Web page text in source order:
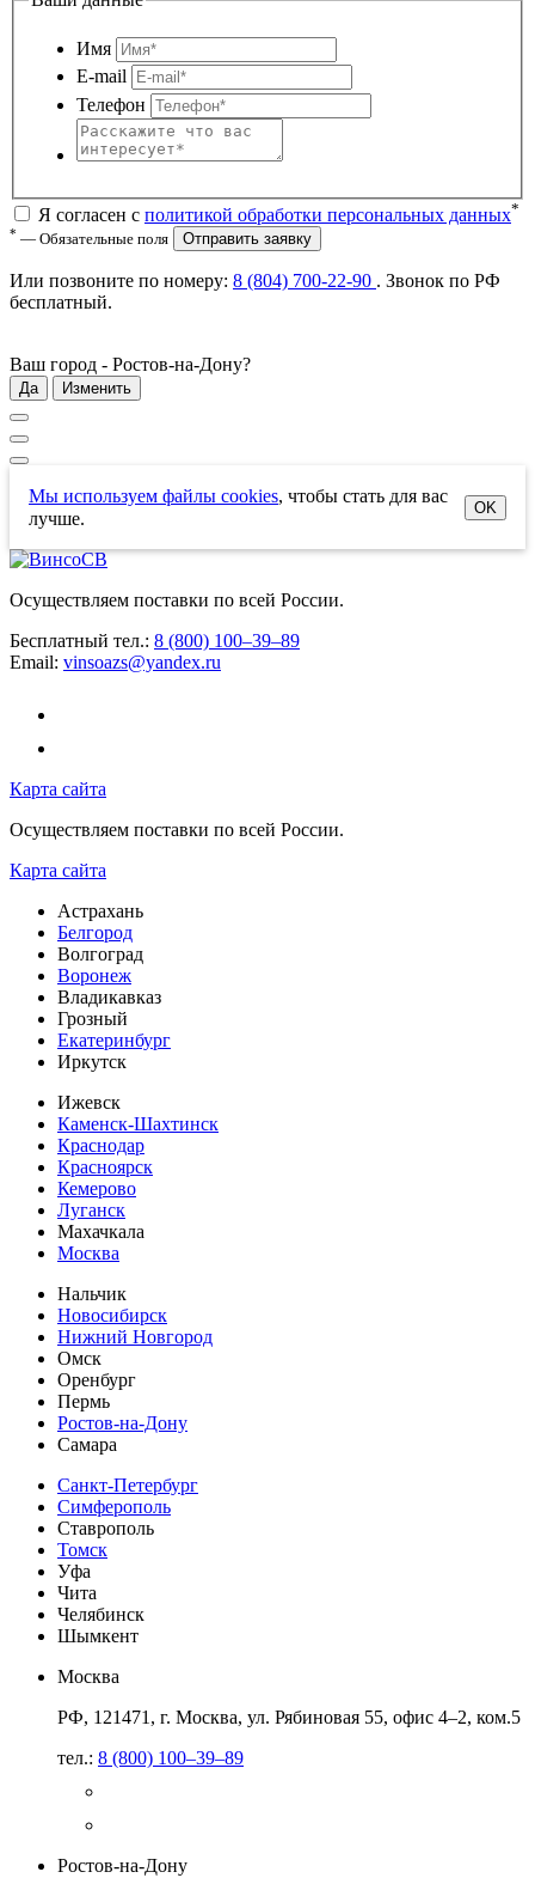
Имя
E-mail
Телефон
Я согласен с политикой обработки персональных данных*
* — Обязательные поля Отправить заявку
Или позвоните по номеру: 8 (804) 700-22-90 . Звонок по РФ
бесплатный.
Ваш город - Ростов-на-Дону?
Да Изменить
Мы используем файлы cookies, чтобы стать для вас
лучше.
OK
Осуществляем поставки по всей России.
Бесплатный тел.: 8 (800) 100–39–89
Email: vinsoazs@yandex.ru
Карта сайта
Осуществляем поставки по всей России.
Карта сайта
Астрахань
Белгород
Волгоград
Воронеж
Владикавказ
Грозный
Екатеринбург
Иркутск
Ижевск
Каменск-Шахтинск
Краснодар
Красноярск
Кемерово
Луганск
Махачкала
Москва
Нальчик
Новосибирск
Нижний Новгород
Омск
Оренбург
Пермь
Ростов-на-Дону
Самара
Санкт-Петербург
Симферополь
Ставрополь
Томск
Уфа
Чита
Челябинск
Шымкент
Москва
РФ, 121471, г. Москва, ул. Рябиновая 55, офис 4–2, ком.5
тел.: 8 (800) 100–39–89
Ростов-на-Дону